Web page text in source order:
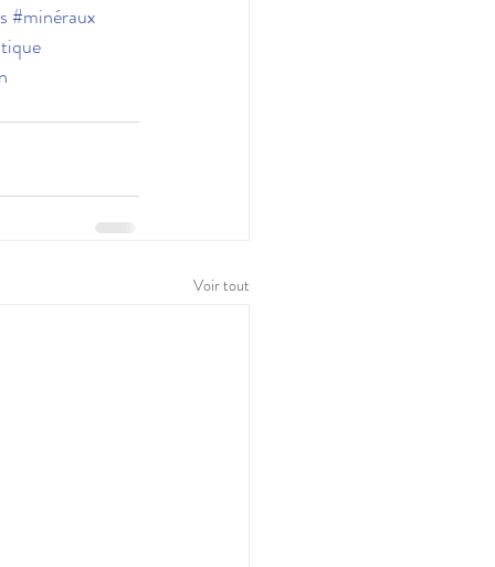
#minéraux
Voir tout